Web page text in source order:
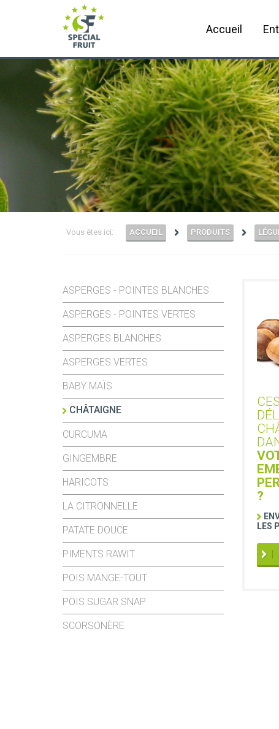
Accueil
Vous êtes ici: ACCUEIL PRODUITS
ASPERGES - POINTES BLANCHES
ASPERGES - POINTES VERTES
ASPERGES BLANCHES
ASPERGES VERTES
BABY MAÏS
CHÂTAIGNE
CURCUMA
GINGEMBRE
HARICOTS
LA CITRONNELLE
PATATE DOUCE
PIMENTS RAWIT
POIS MANGE-TOUT
POIS SUGAR SNAP
SCORSONÈRE
CES
?
LES